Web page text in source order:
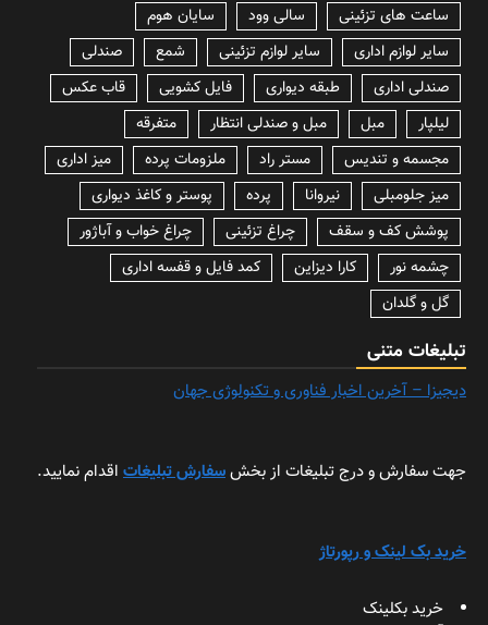
ساعت های تزئینی
سالی وود
سایان هوم
سایر لوازم اداری
سایر لوازم تزئینی شمع
صندلی
صندلی اداری
طبقه دیواری فایل کشویی
قاب عکس
لیلپار
مبل مبل و صندلی انتظار
متفرقه
مجسمه و تندیس
مستر راد ملزومات پرده
میز اداری
میز جلومبلی
نیروانا پرده
پوستر و کاغذ دیواری
پوشش کف و سقف
چراغ تزئینی
چراغ خواب و آباژور
چشمه نور
کارا دیزاین
کمد فایل و قفسه اداری
گل و گلدان
تبلیغات متنی
دیجیزا – آخرین اخبار فناوری و تکنولوژی جهان
جهت سفارش و درج تبلیغات از بخشسفارش تبلیغات اقدام نمایید.
خرید بک لینک و رپورتاژ
خرید بکلینک